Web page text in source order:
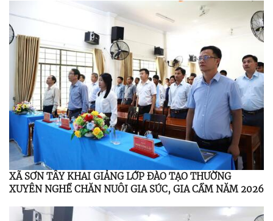
XÃ SƠN TÂY KHAI GIẢNG LỚP ĐÀO TẠO THƯỜNG
XUYÊN NGHỀ CHĂN NUÔI GIA SÚC, GIA CẦM NĂM 2026